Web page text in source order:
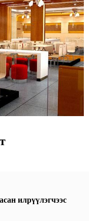
илрүүлэгчээс